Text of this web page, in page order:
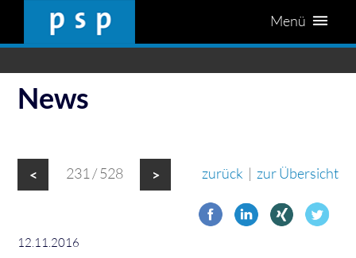
Menü
News
< 231 / 528 > zurück | zur Übersicht
12.11.2016